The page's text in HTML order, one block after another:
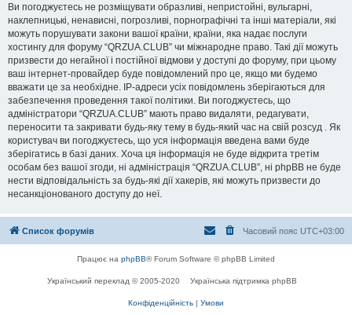
Ви погоджуєтесь не розміщувати образливі, непристойні, вульгарні,
наклепницькі, ненависні, погрозливі, порнографічні та інші матеріали, які
можуть порушувати закони вашої країни, країни, яка надає послуги
хостингу для форуму “QRZUA.CLUB” чи міжнародне право. Такі дії можуть
призвести до негайної і постійної відмови у доступі до форуму, при цьому
ваш інтернет-провайдер буде повідомлений про це, якщо ми будемо
вважати це за необхідне. IP-адреси усіх повідомлень зберігаються для
забезпечення проведення такої політики. Ви погоджуєтесь, що
адміністратори “QRZUA.CLUB” мають право видаляти, редагувати,
переносити та закривати будь-яку тему в будь-який час на свій розсуд . Як
користувач ви погоджуєтесь, що уся інформація введена вами буде
зберігатись в базі даних. Хоча ця інформація не буде відкрита третім
особам без вашої згоди, ні адміністрація “QRZUA.CLUB”, ні phpBB не буде
нести відповідальність за будь-які дії хакерів, які можуть призвести до
несанкціонованого доступу до неї.
Список форумів Часовий пояс UTC+03:00
Працює на phpBB® Forum Software © phpBB Limited
Український переклад © 2005-2020 Українська підтримка phpBB
Конфіденційність | Умови